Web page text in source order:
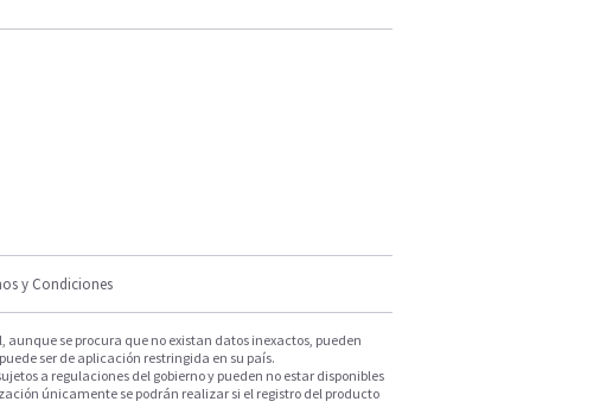
y Condiciones
se procura que no existan datos inexactos, pueden
ser de aplicación restringida en su país.
a regulaciones del gobierno y pueden no estar disponibles
únicamente se podrán realizar si el registro del producto